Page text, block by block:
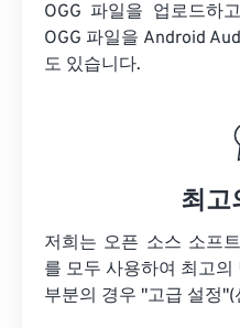
OGG 파일을 업로드하
OGG 파일을 Android
도 있습니다.
최고
저희는 오픈 소스 소프
를 모두 사용하여 최고
부분의 경우 "고급 설정"(